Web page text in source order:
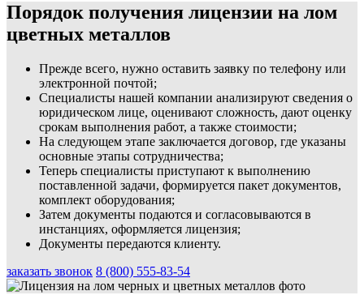
Порядок получения лицензии на лом
цветных металлов
Прежде всего, нужно оставить заявку по телефону или
электронной почтой;
Специалисты нашей компании анализируют сведения о
юридическом лице, оценивают сложность, дают оценку
срокам выполнения работ, а также стоимости;
На следующем этапе заключается договор, где указаны
основные этапы сотрудничества;
Теперь специалисты приступают к выполнению
поставленной задачи, формируется пакет документов,
комплект оборудования;
Затем документы подаются и согласовываются в
инстанциях, оформляется лицензия;
Документы передаются клиенту.
заказать звонок 8 (800) 555-83-54